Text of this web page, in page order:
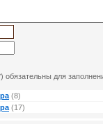
обязательны для
(8)
(17)